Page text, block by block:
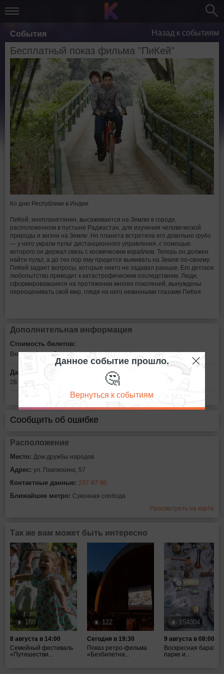
События Назад к событиям
Бесплатный показ фильма "ПиКей"
Ко дню Республики в Индии
ПиКей, инопланетянин, высаживается на Землю в городе,
расположенном в пустыне Раджастан, для изучения человеческой
природы и жизни на Земле. Но планета встретила его довольно грубо
— у него украли пульт дистанционного управления, с помощью
которого он держал связь с космическим кораблем. Теперь он должен
найти пульт, а до тех пор ему придется выживать на Земле по-своему.
ПиКей задает вопросы, которые никто не задавал раньше. Его детское
любопытство приводит к катастрофическим последствиям. Люди,
сформировавшиеся на протяжении многих поколений, вынуждены
переоценивать свой мир, глядя на него невинными глазами ПиКея.
Дополнительная информация
Стоимость билетов:
Вход свободный
Дата:
28 января в 16:00
Сообщить об ошибке
Расположение
Место: Дом дружбы народов
Адрес: ул. Павлюхина, 57
Контактные данные: 237-97-90
Ближайшее метро: Суконная слобода
Просмотреть на карте
Так же вам может быть интересно
168
8 августа в 14:00
Семейный фестиваль
«Путешестви...
122
Сегодня в 19:30
Показ ретро-фильма
«Безбилетна...
154304
9 августа в 08:00
Воскресная
парке и...
Данное событие прошло.
🤔
Вернуться к событиям